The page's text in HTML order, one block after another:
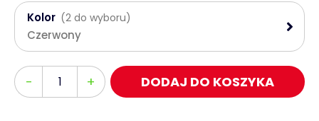
Kolor (2 do wyboru)
Czerwony
-
Ilość + DODAJ DO KOSZYKA